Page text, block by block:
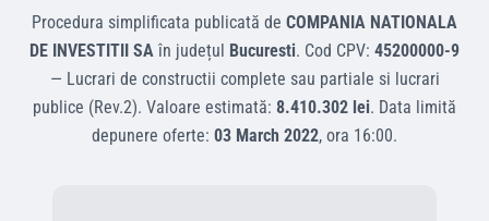
Procedura simplificata publicată de COMPANIA NATIONALA
DE INVESTITII SA în județul Bucuresti. Cod CPV: 45200000-9
— Lucrari de constructii complete sau partiale si lucrari
publice (Rev.2). Valoare estimată: 8.410.302 lei. Data limită
depunere oferte: 03 March 2022, ora 16:00.